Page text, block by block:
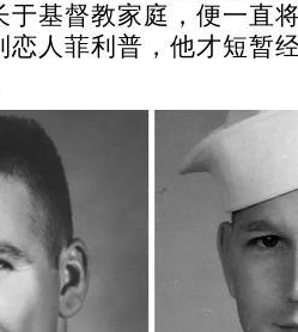
于基督教家庭，便一直
恋人菲利普，他才短暂